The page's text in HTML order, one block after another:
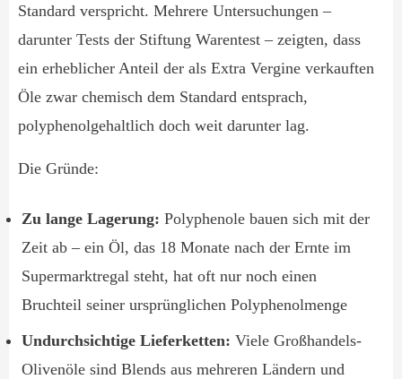
Standard verspricht. Mehrere Untersuchungen –
darunter Tests der Stiftung Warentest – zeigten, dass
ein erheblicher Anteil der als Extra Vergine verkauften
Öle zwar chemisch dem Standard entsprach,
polyphenolgehaltlich doch weit darunter lag.
Die Gründe:
Zu lange Lagerung: Polyphenole bauen sich mit der
Zeit ab – ein Öl, das 18 Monate nach der Ernte im
Supermarktregal steht, hat oft nur noch einen
Bruchteil seiner ursprünglichen Polyphenolmenge
Undurchsichtige Lieferketten: Viele Großhandels-
Olivenöle sind Blends aus mehreren Ländern und